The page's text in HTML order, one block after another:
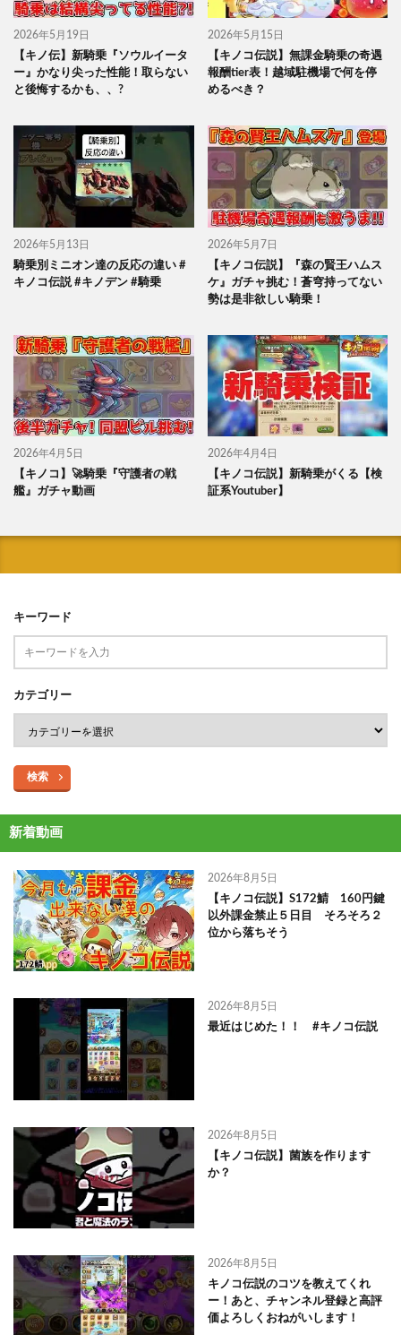
2026年5月19日
【キノ伝】新騎乗『ソウルイータ
ー』かなり尖った性能！取らない
と後悔するかも、、?
2026年5月15日
【キノコ伝説】無課金騎乗の奇遇
報酬tier表！越域駐機場で何を停
めるべき？
2026年5月13日
騎乗別ミニオン達の反応の違い #
キノコ伝説 #キノデン #騎乗
2026年5月7日
【キノコ伝説】『森の賢王ハムス
ケ』ガチャ挑む！蒼穹持ってない
勢は是非欲しい騎乗！
2026年4月5日
【キノコ】🚀騎乗『守護者の戦
艦』ガチャ動画
2026年4月4日
【キノコ伝説】新騎乗がくる【検
証系Youtuber】
キーワード
カテゴリー
検索
新着動画
2026年8月5日
【キノコ伝説】S172鯖 160円鍵
以外課金禁止５日目 そろそろ２
位から落ちそう
2026年8月5日
最近はじめた！！ #キノコ伝説
2026年8月5日
【キノコ伝説】菌族を作ります
か？
2026年8月5日
キノコ伝説のコツを教えてくれ
ー！あと、チャンネル登録と高評
価よろしくおねがいします！